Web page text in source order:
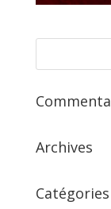
Archives
Catégories